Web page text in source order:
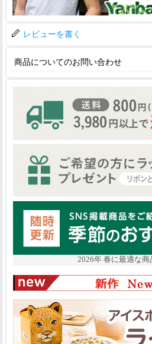
レビューを書く
商品についてのお問い合わせ